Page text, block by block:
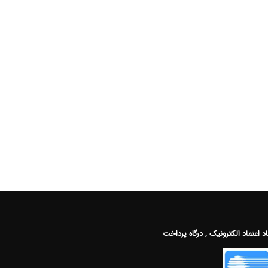
اعتماد الکترونیک , درگاه پرداخت